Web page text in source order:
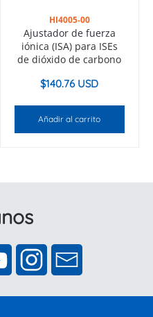
HI4005-00
Ajustador de fuerza
iónica (ISA) para ISEs
de dióxido de carbono
$140.76 USD
Añadir al carrito